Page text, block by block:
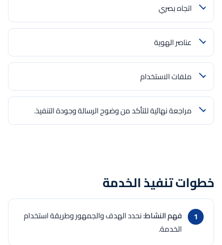
اتجاه بصري
عناصر الهوية
ملفات الاستخدام
مراجعة نهائية للتأكد من وضوح الرسالة وجودة التنفيذ.
خطوات تنفيذ الخدمة
فهم النشاط:نحدد الهدف والجمهور وطريقة استخدام
الخدمة.